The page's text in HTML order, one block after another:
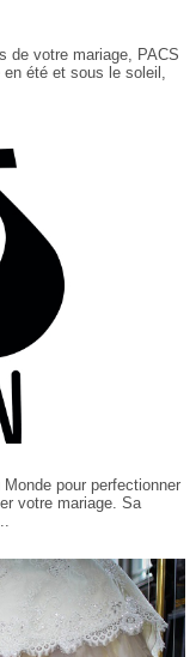
de votre mariage, PACS
été et sous le soleil,
pour perfectionner
votre mariage. Sa